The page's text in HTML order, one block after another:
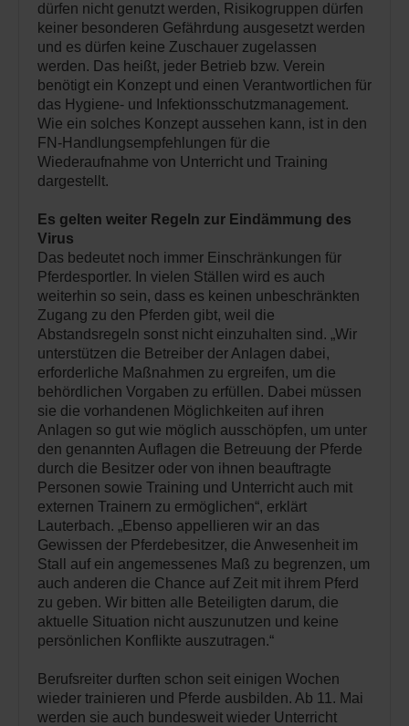
dürfen nicht genutzt werden, Risikogruppen dürfen
keiner besonderen Gefährdung ausgesetzt werden
und es dürfen keine Zuschauer zugelassen
werden. Das heißt, jeder Betrieb bzw. Verein
benötigt ein Konzept und einen Verantwortlichen für
das Hygiene- und Infektionsschutzmanagement.
Wie ein solches Konzept aussehen kann, ist in den
FN-Handlungsempfehlungen für die
Wiederaufnahme von Unterricht und Training
dargestellt.
Es gelten weiter Regeln zur Eindämmung des
Virus
Das bedeutet noch immer Einschränkungen für
Pferdesportler. In vielen Ställen wird es auch
weiterhin so sein, dass es keinen unbeschränkten
Zugang zu den Pferden gibt, weil die
Abstandsregeln sonst nicht einzuhalten sind. „Wir
unterstützen die Betreiber der Anlagen dabei,
erforderliche Maßnahmen zu ergreifen, um die
behördlichen Vorgaben zu erfüllen. Dabei müssen
sie die vorhandenen Möglichkeiten auf ihren
Anlagen so gut wie möglich ausschöpfen, um unter
den genannten Auflagen die Betreuung der Pferde
durch die Besitzer oder von ihnen beauftragte
Personen sowie Training und Unterricht auch mit
externen Trainern zu ermöglichen“, erklärt
Lauterbach. „Ebenso appellieren wir an das
Gewissen der Pferdebesitzer, die Anwesenheit im
Stall auf ein angemessenes Maß zu begrenzen, um
auch anderen die Chance auf Zeit mit ihrem Pferd
zu geben. Wir bitten alle Beteiligten darum, die
aktuelle Situation nicht auszunutzen und keine
persönlichen Konflikte auszutragen.“
Berufsreiter durften schon seit einigen Wochen
wieder trainieren und Pferde ausbilden. Ab 11. Mai
werden sie auch bundesweit wieder Unterricht